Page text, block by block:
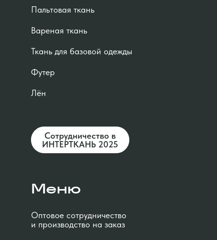
Пальтовая ткань
Вареная ткань
Ткань для базовой одежды
Футер
Лён
Меню
Оптовое сотрудничество
и производство на заказ
Сотрудничество в
ИНТЕРТКАНЬ 2025